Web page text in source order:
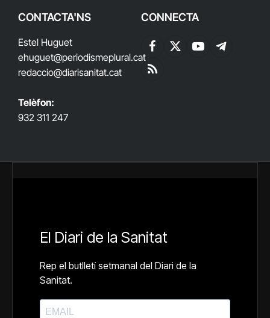
CONTACTA'NS
Estel Huguet
ehuguet@periodismeplural.cat
redaccio@diarisanitat.cat
Telèfon:
932 311 247
CONNECTA
Facebook
X
YouTubeTelegram
RSS